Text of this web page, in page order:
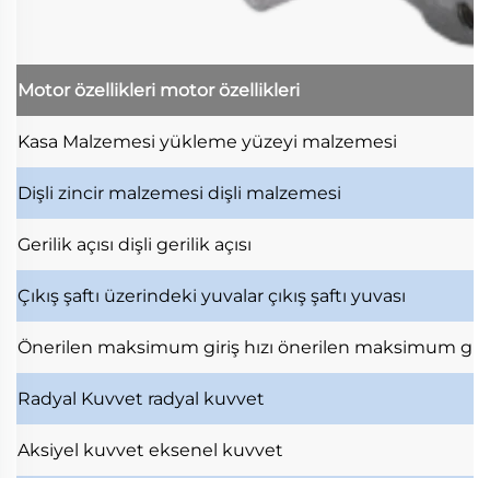
Motor özellikleri motor özellikleri
Kasa Malzemesi yükleme yüzeyi malzemesi
Dişli zincir malzemesi dişli malzemesi
Gerilik açısı dişli gerilik açısı
Çıkış şaftı üzerindeki yuvalar çıkış şaftı yuvası
Önerilen maksimum giriş hızı önerilen maksimum
Radyal Kuvvet radyal kuvvet
Aksiyel kuvvet eksenel kuvvet